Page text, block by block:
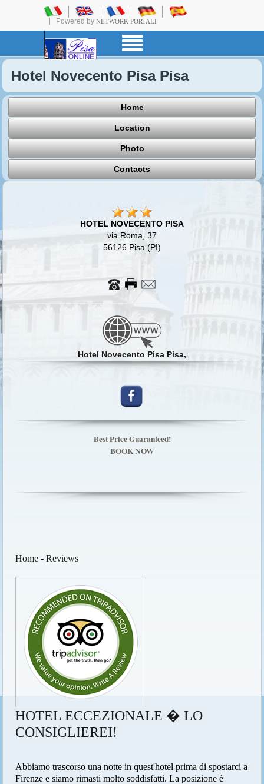
Powered by NETWORK PORTALI
Hotel Novecento Pisa Pisa
Home
Location
Photo
Contacts
HOTEL NOVECENTO PISA
via Roma, 37
56126 Pisa (PI)
Hotel Novecento Pisa Pisa,
Best Price Guaranteed!
BOOK NOW
Home -Reviews
HOTEL ECCEZIONALE � LO
CONSIGLIEREI!
Abbiamo trascorso una notte in quest'hotel prima di spostarci a
Firenze e siamo rimasti molto soddisfatti. La posizione è